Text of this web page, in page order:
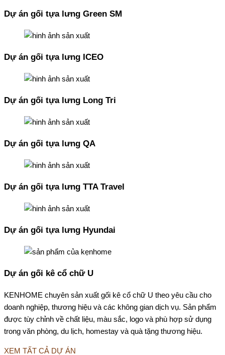
Dự án gối tựa lưng Green SM
Dự án gối tựa lưng ICEO
Dự án gối tựa lưng Long Tri
Dự án gối tựa lưng QA
Dự án gối tựa lưng TTA Travel
Dự án gối tựa lưng Hyundai
Dự án gối kê cổ chữ U
KENHOME chuyên sản xuất gối kê cổ chữ U theo yêu cầu cho
doanh nghiệp, thương hiệu và các không gian dịch vụ. Sản phẩm
được tùy chỉnh về chất liệu, màu sắc, logo và phù hợp sử dụng
trong văn phòng, du lịch, homestay và quà tặng thương hiệu.
XEM TẤT CẢ DỰ ÁN